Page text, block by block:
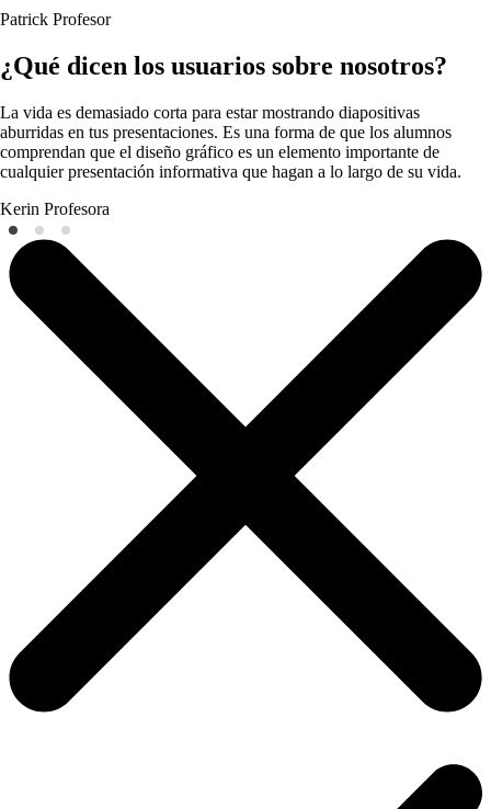
Patrick Profesor
¿Qué dicen los usuarios sobre nosotros?
La vida es demasiado corta para estar mostrando diapositivas
aburridas en tus presentaciones. Es una forma de que los alumnos
comprendan que el diseño gráfico es un elemento importante de
cualquier presentación informativa que hagan a lo largo de su vida.
Kerin Profesora